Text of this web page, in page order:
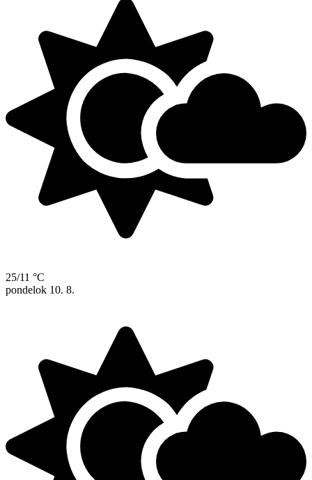
25/11 °C
pondelok 10. 8.